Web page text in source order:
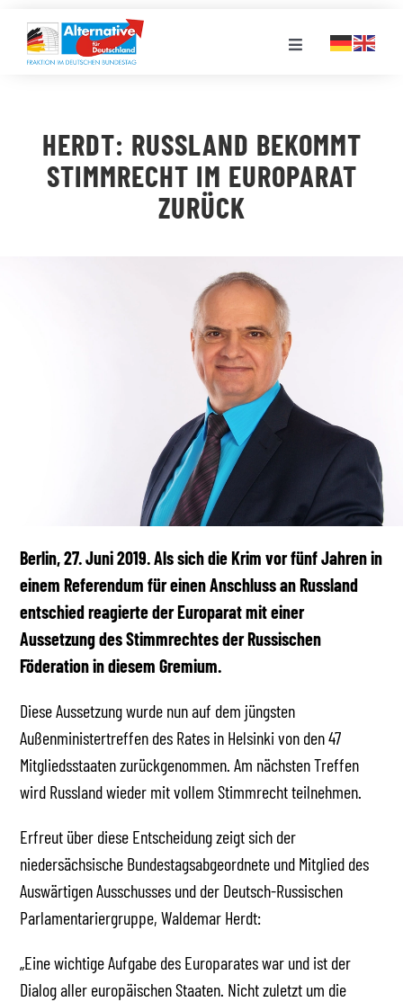
Inhalt
springen
Toggle
LANDESGRUPPEN
HERDT: RUSSLAND BEKOMMT
STIMMRECHT IM EUROPARAT
ZURÜCK
Berlin, 27. Juni 2019. Als sich die Krim vor fünf Jahren in
einem Referendum für einen Anschluss an Russland
entschied reagierte der Europarat mit einer
Aussetzung des Stimmrechtes der Russischen
Föderation in diesem Gremium.
Diese Aussetzung wurde nun auf dem jüngsten
Außenministertreffen des Rates in Helsinki von den 47
Mitgliedsstaaten zurückgenommen. Am nächsten Treffen
wird Russland wieder mit vollem Stimmrecht teilnehmen.
Erfreut über diese Entscheidung zeigt sich der
niedersächsische Bundestagsabgeordnete und Mitglied des
Auswärtigen Ausschusses und der Deutsch-Russischen
Parlamentariergruppe, Waldemar Herdt:
„Eine wichtige Aufgabe des Europarates war und ist der
Dialog aller europäischen Staaten. Nicht zuletzt um die